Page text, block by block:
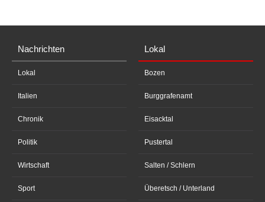
Nachrichten
Lokal
Italien
Chronik
Politik
Wirtschaft
Sport
Lokal
Bozen
Burggrafenamt
Eisacktal
Pustertal
Salten / Schlern
Überetsch / Unterland